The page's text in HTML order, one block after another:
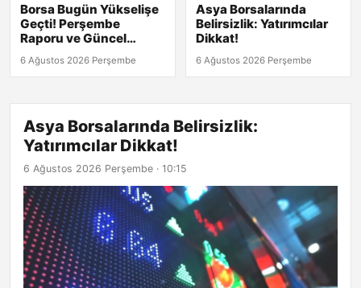
Borsa Bugün Yükselişe
Geçti! Perşembe
Raporu ve Güncel
Rakamlar Burada!
6 Ağustos 2026 Perşembe
Asya Borsalarında
Belirsizlik: Yatırımcılar
Dikkat!
6 Ağustos 2026 Perşembe
Asya Borsalarında Belirsizlik:
Yatırımcılar Dikkat!
6 Ağustos 2026 Perşembe · 10:15